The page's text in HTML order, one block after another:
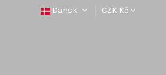
Dansk CZK Kč